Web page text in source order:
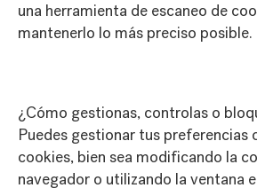
una herramienta de escaneo de
mantenerlo lo más preciso posible.
¿Cómo gestionas, controlas o
Puedes gestionar tus preferencias
cookies, bien sea modificando la
navegador o utilizando la ventana